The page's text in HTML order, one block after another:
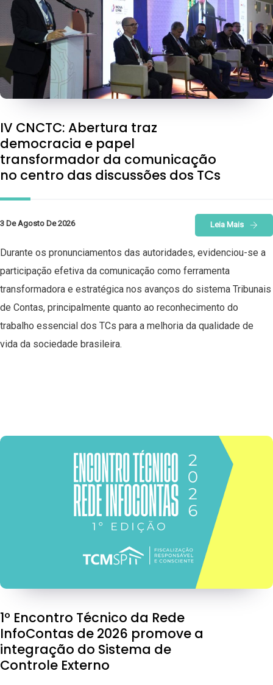
IV CNCTC: Abertura traz
democracia e papel
transformador da comunicação
no centro das discussões dos TCs
3 De Agosto De 2026 Leia Mais
Durante os pronunciamentos das autoridades, evidenciou-se a
participação efetiva da comunicação como ferramenta
transformadora e estratégica nos avanços do sistema Tribunais
de Contas, principalmente quanto ao reconhecimento do
trabalho essencial dos TCs para a melhoria da qualidade de
vida da sociedade brasileira.
1º Encontro Técnico da Rede
InfoContas de 2026 promove a
integração do Sistema de
Controle Externo